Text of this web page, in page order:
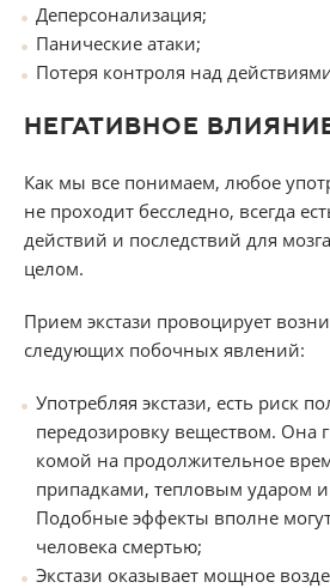
Деперсонализация;
Панические атаки;
Потеря контроля над
НЕГАТИВНОЕ
Как мы все понимаем, любое
не проходит бесследно, всегда
действий и последствий для
целом.
Прием экстази провоцирует
следующих побочных явлений:
Употребляя экстази, есть риск
передозировку веществом. Она
комой на продолжительное
припадками, тепловым ударом
Подобные эффекты вполне
человека смертью;
Экстази оказывает мощное